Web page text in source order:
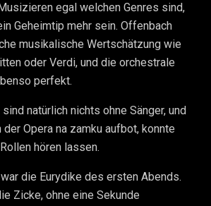
egal welchen Genres sind,
Geheimtip mehr sein. Offenbach
musikalische Wertschätzung wie
oder Verdi, und die orchestrale
perfekt.
natürlich nichts ohne Sänger, und
Opera na zamku aufbot, konnte
hören lassen.
die Eurydike des ersten Abends.
Zicke, ohne eine Sekunde